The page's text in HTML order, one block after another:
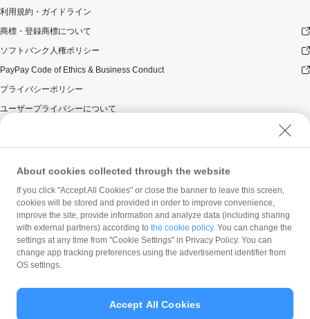
利用規約・ガイドライン
商標・登録商標について
ソフトバンク人権ポリシー
PayPay Code of Ethics & Business Conduct
プライバシーポリシー
ユーザープライバシーについて
ウェブサイト利用規約
反社会的勢力に対する方針
勧誘方針
マネロン等基本方針
カスタマーハラスメントに関する当社の考え方
About cookies collected through the website
If you click "Accept All Cookies" or close the banner to leave this screen,
cookies will be stored and provided in order to improve convenience,
improve the site, provide information and analyze data (including sharing
with external partners) according to the cookie policy. You can change the
settings at any time from "Cookie Settings" in Privacy Policy. You can
change app tracking preferences using the advertisement identifier from
OS settings.
Accept All Cookies